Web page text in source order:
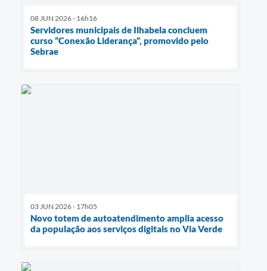
08 JUN 2026 - 16h16
Servidores municipais de Ilhabela concluem
curso “Conexão Liderança”, promovido pelo
Sebrae
03 JUN 2026 - 17h05
Novo totem de autoatendimento amplia acesso
da população aos serviços digitais no Via Verde